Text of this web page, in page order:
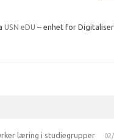
USN eDU – enhet for
læring i studiegrupper